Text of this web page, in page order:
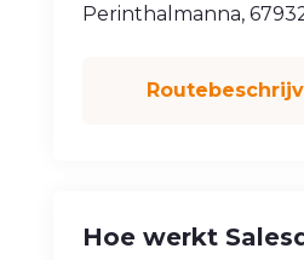
Perinthalmanna,
Hoe werkt